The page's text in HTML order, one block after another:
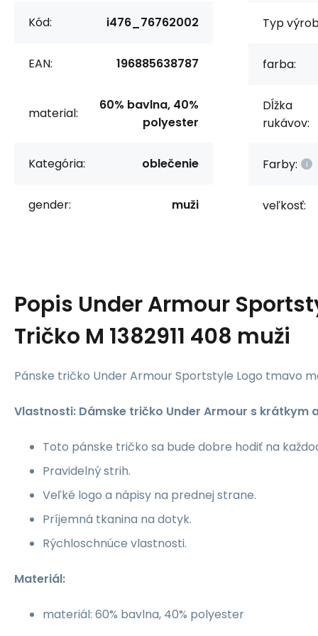
Kód: i476_76762002
EAN: 196885638787
material:
60% bavlna, 40%
polyester
Kategória: oblečenie
gender: muži
Typ
farba:
Dĺžka
rukávov:
Farby:
veľkosť:
Popis Under Armour
Tričko M 1382911 408 muži
Pánske tričko Under Armour Sportstyle Logo tmavo
Vlastnosti: Dámske tričko Under Armour s krátkym
Toto pánske tričko sa bude dobre hodiť na
Pravidelný strih.
Veľké logo a nápisy na prednej strane.
Príjemná tkanina na dotyk.
Rýchloschnúce vlastnosti.
Materiál:
materiál: 60% bavlna, 40% polyester